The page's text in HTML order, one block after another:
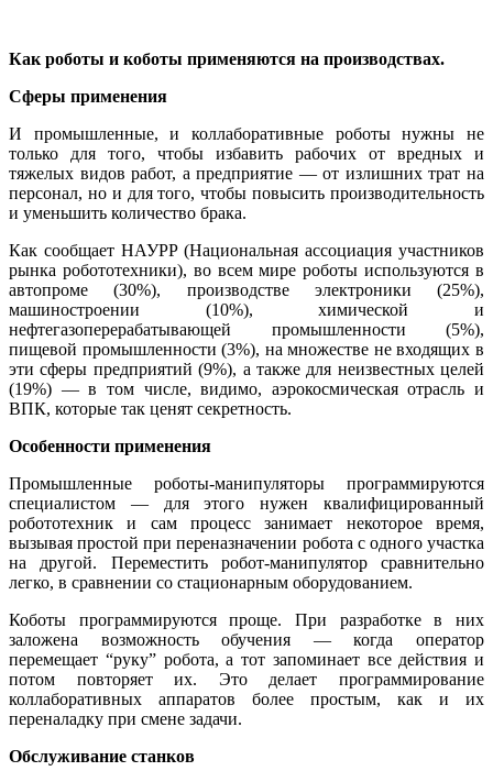
Как роботы и коботы применяются на производствах.
Сферы применения
И промышленные, и коллаборативные роботы нужны не
только для того, чтобы избавить рабочих от вредных и
тяжелых видов работ, а предприятие — от излишних трат на
персонал, но и для того, чтобы повысить производительность
и уменьшить количество брака.
Как сообщает НАУРР (Национальная ассоциация участников
рынка робототехники), во всем мире роботы используются в
автопроме (30%), производстве электроники (25%),
машиностроении (10%), химической и
нефтегазоперерабатывающей промышленности (5%),
пищевой промышленности (3%), на множестве не входящих в
эти сферы предприятий (9%), а также для неизвестных целей
(19%) — в том числе, видимо, аэрокосмическая отрасль и
ВПК, которые так ценят секретность.
Особенности применения
Промышленные роботы-манипуляторы программируются
специалистом — для этого нужен квалифицированный
робототехник и сам процесс занимает некоторое время,
вызывая простой при переназначении робота с одного участка
на другой. Переместить робот-манипулятор сравнительно
легко, в сравнении со стационарным оборудованием.
Коботы программируются проще. При разработке в них
заложена возможность обучения — когда оператор
перемещает “руку” робота, а тот запоминает все действия и
потом повторяет их. Это делает программирование
коллаборативных аппаратов более простым, как и их
переналадку при смене задачи.
Обслуживание станков